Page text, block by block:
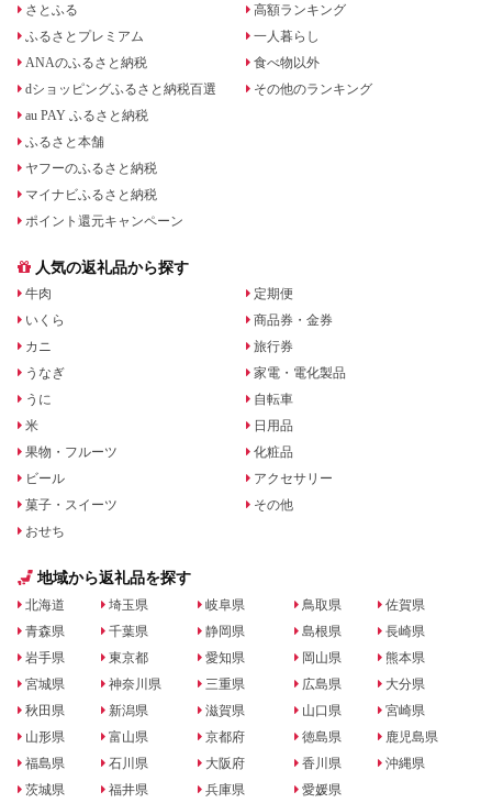
さとふる
ふるさとプレミアム
ANAのふるさと納税
dショッピングふるさと納税百選
au PAY ふるさと納税
ふるさと本舗
ヤフーのふるさと納税
マイナビふるさと納税
ポイント還元キャンペーン
高額ランキング
一人暮らし
食べ物以外
その他のランキング
人気の返礼品から探す
牛肉
いくら
カニ
うなぎ
うに
米
果物・フルーツ
ビール
菓子・スイーツ
おせち
定期便
商品券・金券
旅行券
家電・電化製品
自転車
日用品
化粧品
アクセサリー
その他
地域から返礼品を探す
北海道
青森県
岩手県
宮城県
秋田県
山形県
福島県
茨城県
埼玉県
千葉県
東京都
神奈川県
新潟県
富山県
石川県
福井県
岐阜県
静岡県
愛知県
三重県
滋賀県
京都府
大阪府
兵庫県
鳥取県
島根県
岡山県
広島県
山口県
徳島県
香川県
愛媛県
佐賀県
長崎県
熊本県
大分県
宮崎県
鹿児島県
沖縄県